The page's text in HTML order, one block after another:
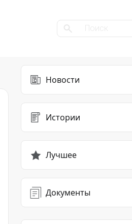
Новости
Истории
Лучшее
Документы